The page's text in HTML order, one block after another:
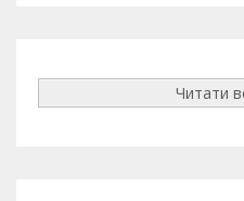
Читати